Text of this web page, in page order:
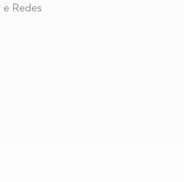
Redes